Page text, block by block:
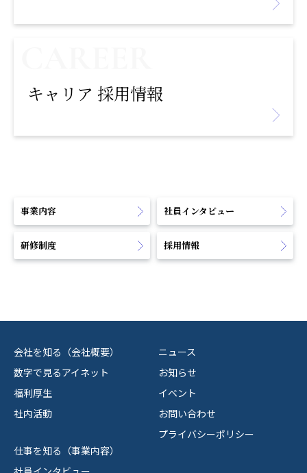
キャリア 採用情報
事業内容 社員インタビュー
研修制度 採用情報
会社を知る（会社概要）
数字で見るアイネット
福利厚生
社内活動
仕事を知る（事業内容）
ニュース
お知らせ
イベント
お問い合わせ
プライバシーポリシー